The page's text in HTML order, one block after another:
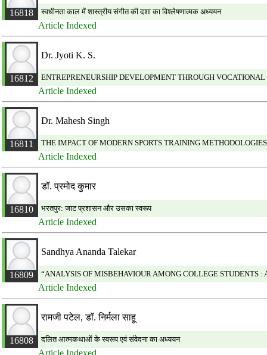
16818 स्वधीनता काल में शास्त्रीय संगीत की दशा का विश्लेषणात्मक अध्ययन
Article Indexed
16812
Dr. Jyoti K. S.
ENTREPRENEURSHIP DEVELOPMENT THROUGH
Article Indexed
16811
Dr. Mahesh Singh
THE IMPACT OF MODERN SPORTS TRAINING
Article Indexed
16810
डॉ. प्रमोद कुमार
भरतपुर: जाट प्रशासन और उसका स्वरूप
Article Indexed
16809
Sandhya Ananda Talekar
“ANALYSIS OF MISBEHAVIOUR AMONG COLLEGE STUDENTS :
Article Indexed
16808
रामजी पटेल, डाॅ. निर्मला साहू
दलित आत्मकथाओं के स्वरूप एवं संवेदना का अध्ययन
Article Indexed